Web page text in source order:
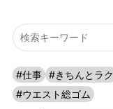
#仕事 #きちんとラク
#ウエスト総ゴム